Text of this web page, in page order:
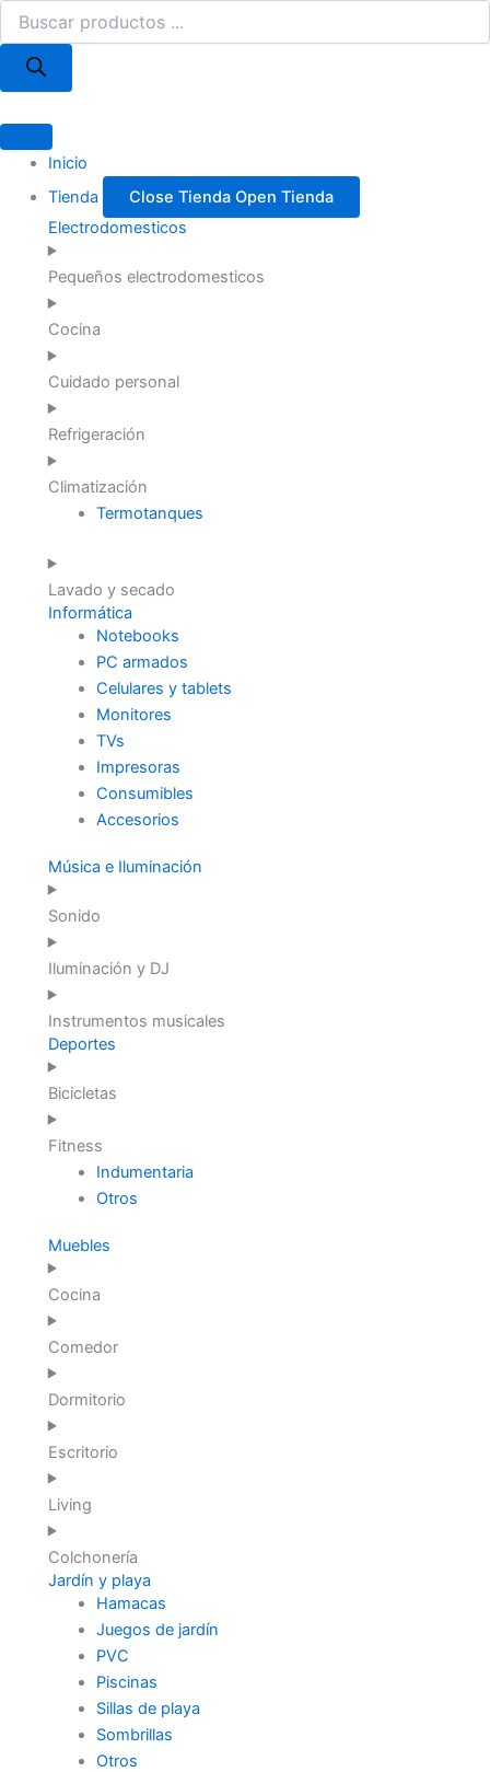
al
contenido
productos
Inicio
Tienda
Close Tienda Open Tienda
Electrodomesticos
Pequeños electrodomesticos
Cocina
Cuidado personal
Refrigeración
Climatización
Termotanques
Lavado y secado
Informática
Notebooks
PC armados
Celulares y tablets
Monitores
TVs
Impresoras
Consumibles
Accesorios
Música e Iluminación
Sonido
Iluminación y DJ
Instrumentos musicales
Deportes
Bicicletas
Fitness
Indumentaria
Otros
Muebles
Cocina
Comedor
Dormitorio
Escritorio
Living
Colchonería
Jardín y playa
Hamacas
Juegos de jardín
PVC
Piscinas
Sillas de playa
Sombrillas
Otros